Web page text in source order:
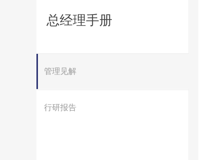
总经理手册
管理见解
行研报告